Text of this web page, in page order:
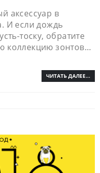
аксессуар в
И если дождь
тоску, обратите
коллекцию зонтов…
ЧИТАТЬ ДАЛЕЕ...